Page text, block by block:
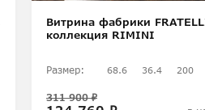
Витрина фабрики
коллекция RIMINI
Размер: 68.6 36.4 200
311 900 ₽